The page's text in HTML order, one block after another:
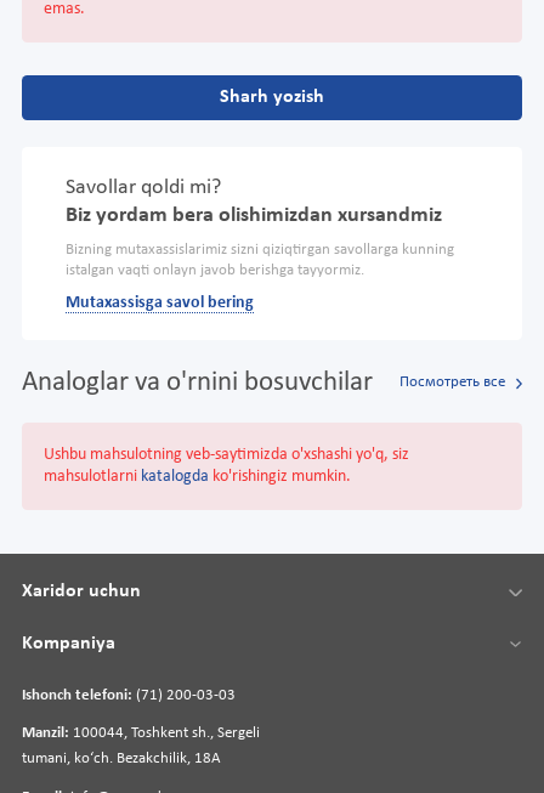
emas.
Sharh yozish
Savollar qoldi mi?
Biz yordam bera olishimizdan xursandmiz
Bizning mutaxassislarimiz sizni qiziqtirgan savollarga kunning
istalgan vaqti onlayn javob berishga tayyormiz.
Mutaxassisga savol bering
Analoglar va o'rnini bosuvchilar Посмотреть все
Ushbu mahsulotning veb-saytimizda o'xshashi yo'q, siz
mahsulotlarni katalogda ko'rishingiz mumkin.
Ishonch telefoni: (71) 200-03-03
Manzil: 100044, Toshkent sh., Sergeli
tumani, koʻch. Bezakchilik, 18A
Xaridor uchun
Kompaniya